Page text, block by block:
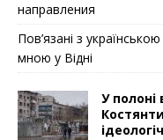
направления
Пов’язані з
мною у Відні
У полоні